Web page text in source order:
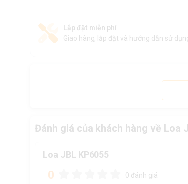
Lắp đặt miễn phí
Giao hàng, lắp đặt và hướng dẫn sử
Đánh giá của khách hàng về Loa
Loa JBL KP6055
0 0 đánh giá